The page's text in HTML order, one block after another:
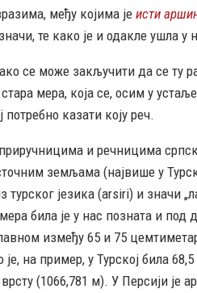
међу којима је исти
те како је и одакле ушла у
се може закључити да се ту
стара мера, која се, осим у
казати коју реч.
и речницима
земљама (највише у
турског језика (arsiri) и значи
била је у нас позната и
између 65 и 75
је, на пример, у Турској била
(1066,781 м). У Персији је